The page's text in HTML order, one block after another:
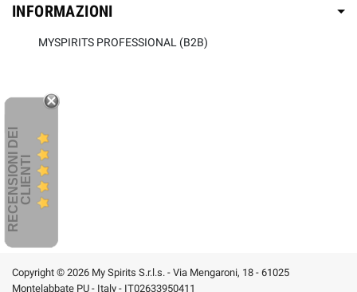
INFORMAZIONI
MYSPIRITS PROFESSIONAL (B2B)
R
E
C
E
N
S
I
ON
I
D
E
I
C
L
I
E
N
TI
Copyright © 2026 My Spirits S.r.l.s. - Via Mengaroni, 18 - 61025
Montelabbate PU - Italy - IT02633950411